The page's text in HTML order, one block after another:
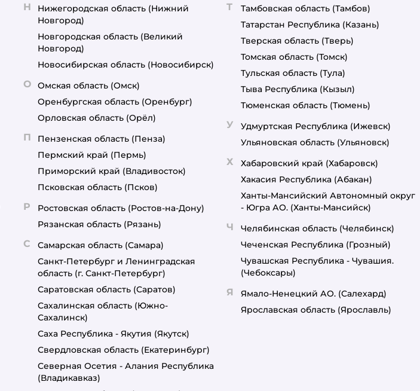
Н Нижегородская область (Нижний
Новгород)
Новгородская область (Великий
Новгород)
Новосибирская область (Новосибирск)
О Омская область (Омск)
Оренбургская область (Оренбург)
Орловская область (Орёл)
П Пензенская область (Пенза)
Пермский край (Пермь)
Приморский край (Владивосток)
Псковская область (Псков)
Р Ростовская область (Ростов-на-Дону)
Рязанская область (Рязань)
С Самарская область (Самара)
Санкт-Петербург и Ленинградская
область (г. Санкт-Петербург)
Саратовская область (Саратов)
Сахалинская область (Южно-
Сахалинск)
Саха Республика - Якутия (Якутск)
Свердловская область (Екатеринбург)
Северная Осетия - Алания Республика
(Владикавказ)
Т Тамбовская область (Тамбов)
Татарстан Республика (Казань)
Тверская область (Тверь)
Томская область (Томск)
Тульская область (Тула)
Тыва Республика (Кызыл)
Тюменская область (Тюмень)
У Удмуртская Республика (Ижевск)
Ульяновская область (Ульяновск)
Х Хабаровский край (Хабаровск)
Хакасия Республика (Абакан)
Ханты-Мансийский Автономный округ
- Югра АО. (Ханты-Мансийск)
Ч Челябинская область (Челябинск)
Чеченская Республика (Грозный)
Чувашская Республика - Чувашия.
(Чебоксары)
Я Ямало-Ненецкий АО. (Салехард)
Ярославская область (Ярославль)